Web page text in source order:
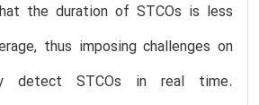
the duration of STCOs is less
thus imposing challenges on
detect STCOs in real time.